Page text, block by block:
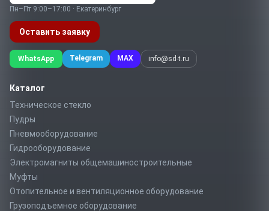
Пн–Пт 9:00–17:00 · Екатеринбург
Оставить заявку
WhatsApp Telegram MAX info@sd-t.ru
Каталог
Техническое стекло
Пудры
Пневмооборудование
Гидрооборудование
Электромагниты общемашиностроительные
Муфты
Отопительное и вентиляционное оборудование
Грузоподъемное оборудование